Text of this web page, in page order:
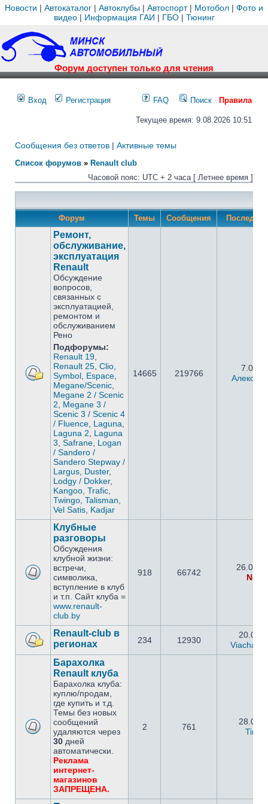
Новости | Автокаталог | Автоклубы | Автоспорт| Мотобол | Фото и
видео| Информация ГАИ | ГБО| Тюнинг
Форум доступен только для чтения
Вход Регистрация FAQ Поиск Правила
Текущее время: 9.08.2026 10:51
Сообщения без ответов | Активные темы
Список форумов » Renault club
Часовой пояс: UTC + 2 часа [ Летнее время ]
Форум Темы Сообщения
Ремонт,
обслуживание,
эксплуатация
Renault
Обсуждение
вопросов,
связанных с
эксплуатацией,
ремонтом и
обслуживанием
Рено
Подфорумы:
Renault 19
Renault 25 Clio,
Symbol Espace
Megane/Scenic
Megane 2 / Scenic
2
Megane 3 /
Scenic 3 / Scenic 4
/ Fluence Laguna
Laguna 2
Laguna
3 Safrane Logan
/ Sandero /
Sandero Stepway /
Largus Duster,
Lodgy / Dokker,
Kangoo Trafic
Twingo Talisman
Vel Satis Kadjar
14665 219766
Клубные
разговоры
Обсуждения
клубной жизни:
встречи,
символика,
вступление в клуб
и т.п. Сайт клуба =
www.renault-
club.by
918 66742
Renault-club в
регионах
234 12930
Барахолка
Renault клуба
Барахолка клуба:
куплю/продам,
где купить и т.д.
Темы без новых
сообщений
удаляются через
30 дней
автоматически.
Реклама
интернет-
магазинов
ЗАПРЕЩЕНА.
2 761